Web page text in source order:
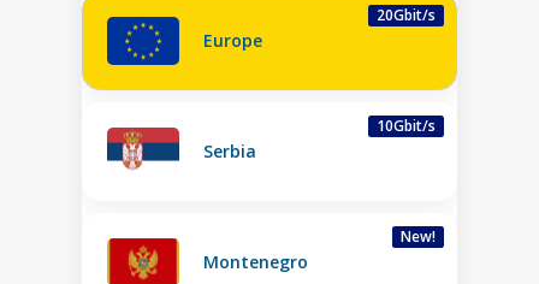
20Gbit/s
Europe
10Gbit/s
Serbia
New!
Montenegro